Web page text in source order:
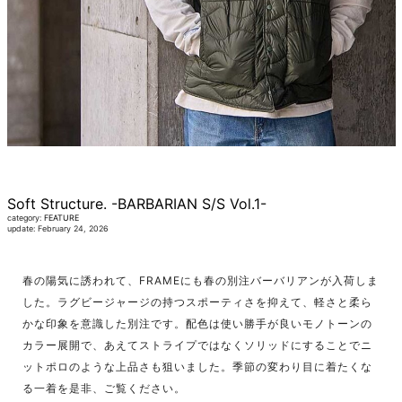
Soft Structure. -BARBARIAN S/S Vol.1-
category: FEATURE
update: February 24, 2026
春の陽気に誘われて、FRAMEにも春の別注バーバリアンが入荷しま
した。ラグビージャージの持つスポーティさを抑えて、軽さと柔ら
かな印象を意識した別注です。配色は使い勝手が良いモノトーンの
カラー展開で、あえてストライプではなくソリッドにすることでニ
ットポロのような上品さも狙いました。季節の変わり目に着たくな
る一着を是非、ご覧ください。